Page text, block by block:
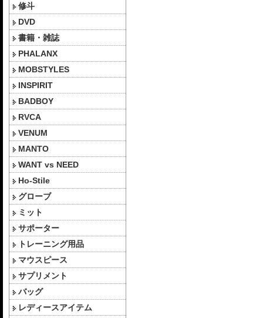
修斗
DVD
書籍・雑誌
PHALANX
MOBSTYLES
INSPIRIT
BADBOY
RVCA
VENUM
MANTO
WANT vs NEED
Ho-Stile
グローブ
ミット
サポーター
トレーニング用品
マウスピース
サプリメント
バッグ
レディースアイテム